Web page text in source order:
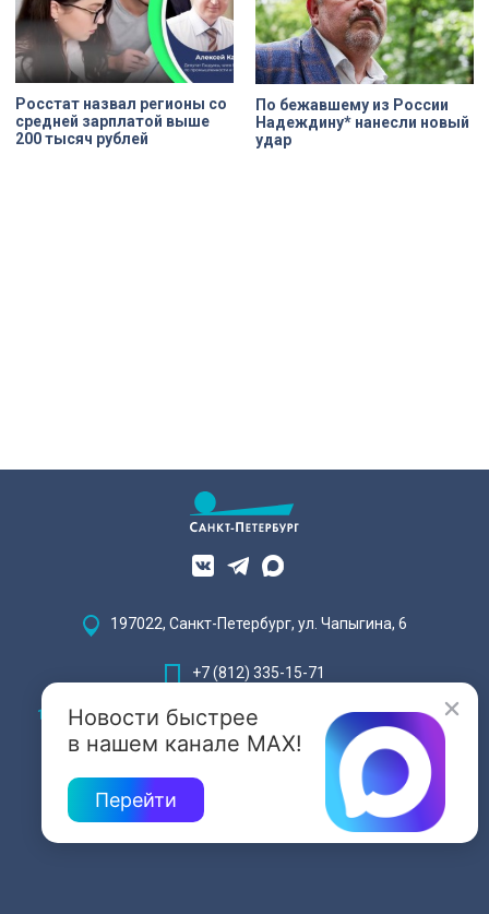
Росстат назвал регионы со
средней зарплатой выше
200 тысяч рублей
По бежавшему из России
Надеждину* нанесли новый
удар
Новости быстрее
в нашем канале MAX!
Перейти
197022, Санкт-Петербург, ул. Чапыгина, 6
+7 (812) 335-15-71
Внимание! Отдельные видеоматериалы, размещенные на настоящем
сайте, могут содержать информацию, предназначенную для лиц,
достигших 18 лет.